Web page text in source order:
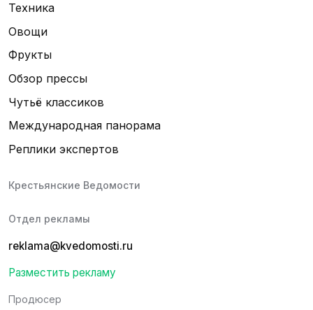
Техника
Овощи
Фрукты
Обзор прессы
Чутьё классиков
Международная панорама
Реплики экспертов
Крестьянские Ведомости
Отдел рекламы
reklama@kvedomosti.ru
Разместить рекламу
Продюсер